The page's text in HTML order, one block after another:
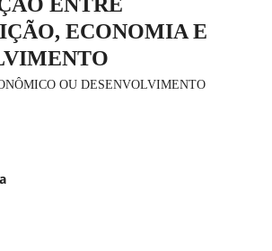
ECONOMIA E
OU DESENVOLVIMENTO